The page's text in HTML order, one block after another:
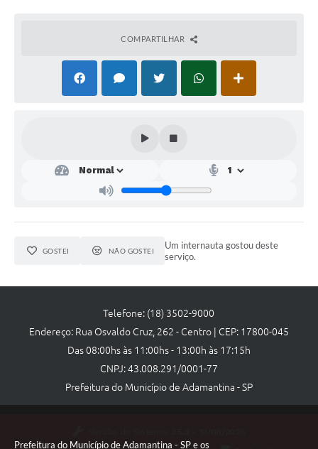
Prefeitura do Município de Adamantina - SP e os
COMPARTILHAR
GOSTEI NÃO GOSTEI
Um internauta gostou deste
serviço.
Telefone: (18) 3502-9000
Endereço: Rua Osvaldo Cruz, 262 - Centro | CEP: 17800-045
Das 08:00hs às 11:00hs - 13:00h às 17:15h
CNPJ: 43.008.291/0001-77
Prefeitura do Município de Adamantina - SP